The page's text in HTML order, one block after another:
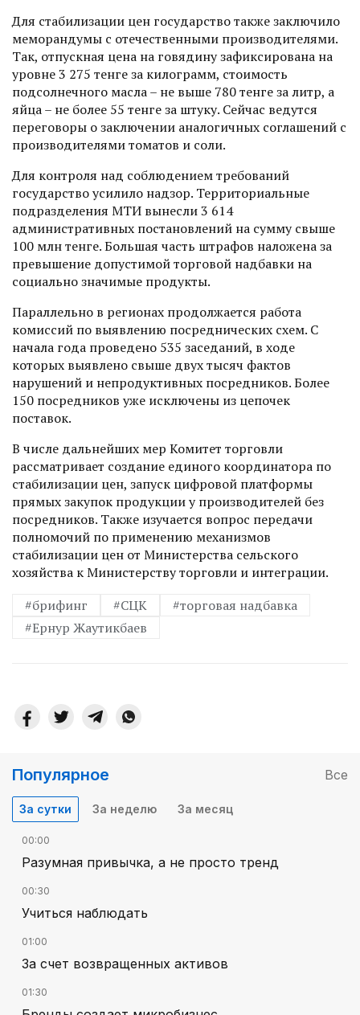
Для стабилизации цен государство также заключило
меморандумы с отечественными производителями.
Так, отпускная цена на говядину зафиксирована на
уровне 3 275 тенге за килограмм, стоимость
подсолнечного масла – не выше 780 тенге за литр, а
яйца – не более 55 тенге за штуку. Сейчас ведутся
переговоры о заключении аналогичных соглашений с
произ­водителями томатов и соли.
Для контроля над соблюдением требований
государство усилило надзор. Территориальные
подраз­деления МТИ вынесли 3 614
административных постановлений на сумму свыше
100 млн тенге. Большая часть штрафов наложена за
превышение допустимой торговой надбавки на
социально значимые продукты.
Параллельно в регионах продолжается работа
комиссий по выявлению посреднических схем. С
начала года проведено 535 заседаний, в ходе
которых выявлено свыше двух тысяч фактов
нарушений и непродуктивных посредников. Более
150 посредников уже исключены из цепочек
поставок.
В числе дальнейших мер Комитет торговли
рассматривает создание единого координатора по
стабилизации цен, запуск цифровой платформы
прямых закупок продукции у производителей без
посредников. Также изучается вопрос передачи
полномочий по применению механизмов
стабилизации цен от Министерства сельского
хозяйства к Министерству торговли и интеграции.
#брифинг
#СЦК
#торговая надбавка
#Ернур Жаутикбаев
Популярное Все
За сутки За неделю За месяц
00:00
Разумная привычка, а не просто тренд
00:30
Учиться наблюдать
01:00
За счет возвращенных активов
01:30